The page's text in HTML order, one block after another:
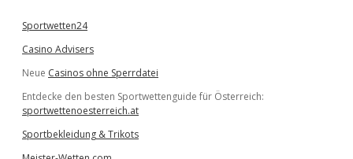
Sportwetten24
Casino Advisers
Neue Casinos ohne Sperrdatei
Entdecke den besten Sportwettenguide für Österreich:
sportwettenoesterreich.at
Sportbekleidung & Trikots